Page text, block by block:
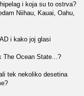
i koja su to ostrva?
Niihau, Kauai, Oahu,
i kako joj glasi
The Ocean State...?
tek nekoliko desetina